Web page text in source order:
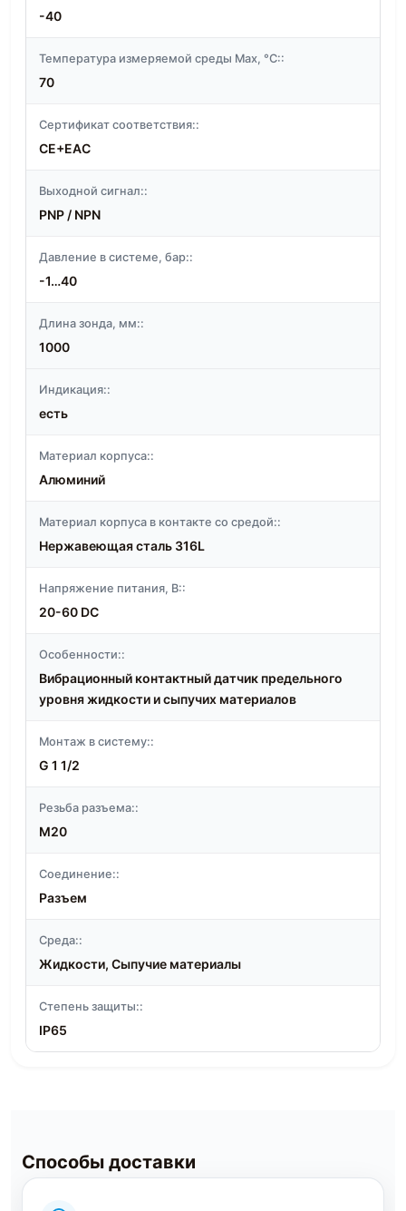
-40
Температура измеряемой среды Max, °C::
70
Сертификат соответствия::
CE+EAC
Выходной сигнал::
PNP / NPN
Давление в системе, бар::
-1…40
Длина зонда, мм::
1000
Индикация::
есть
Материал корпуса::
Алюминий
Материал корпуса в контакте со средой::
Нержавеющая сталь 316L
Напряжение питания, В::
20-60 DC
Особенности::
Вибрационный контактный датчик предельного
уровня жидкости и сыпучих материалов
Монтаж в систему::
G 1 1/2
Резьба разъема::
M20
Соединение::
Разъем
Среда::
Жидкости, Сыпучие материалы
Степень защиты::
IP65
Способы доставки